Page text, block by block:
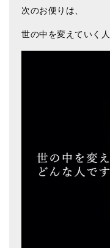
次のお便りは、
世の中を変えていく